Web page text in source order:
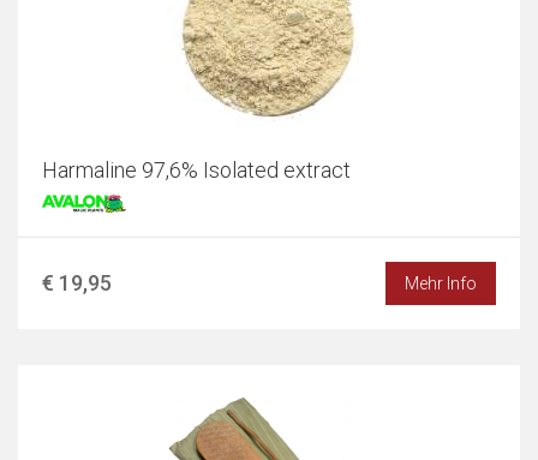
Harmaline 97,6% Isolated extract
€ 19,95 Mehr Info